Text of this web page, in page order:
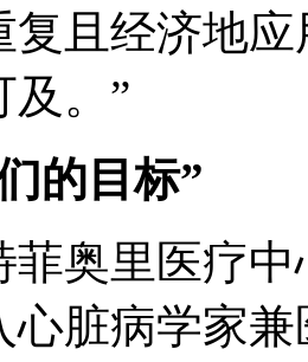
复且经济地
及。”
的目标”
菲奥里医疗
心脏病学家